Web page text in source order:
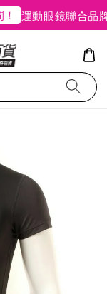
運動眼鏡聯合品牌